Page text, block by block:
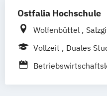
Ostfalia Hochschule
Wolfenbüttel
Wolfsburg
Vollzeit Duales